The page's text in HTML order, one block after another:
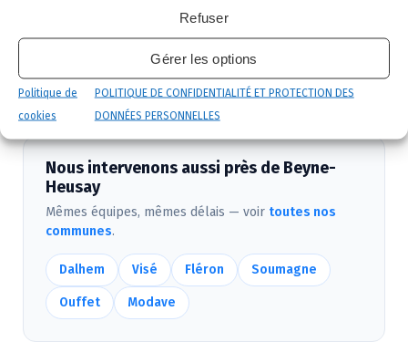
Refuser
Gérer les options
Politique de
cookies
POLITIQUE DE CONFIDENTIALITÉ ET PROTECTION DES
DONNÉES PERSONNELLES
produits certifiés, sécurité maximale, discrétion
garantie.
Suivi et garantie: visite de contrôle et garantie
de résultat.
Nous intervenons aussi près de Beyne-
Heusay
Mêmes équipes, mêmes délais — voir toutes nos
communes.
Dalhem Visé Fléron Soumagne
Ouffet Modave